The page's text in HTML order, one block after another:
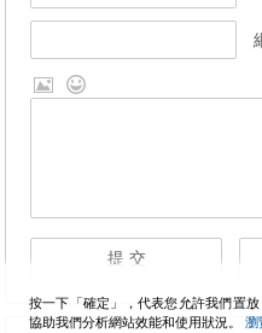
按一下「確定」，代表您允許我們置
協助我們分析網站效能和使用狀況。 瀏